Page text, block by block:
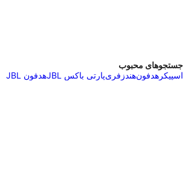
جستجوهای محبوب
اسپیکر هدفونهندزفریپارتی باکس JBL هدفون JBL